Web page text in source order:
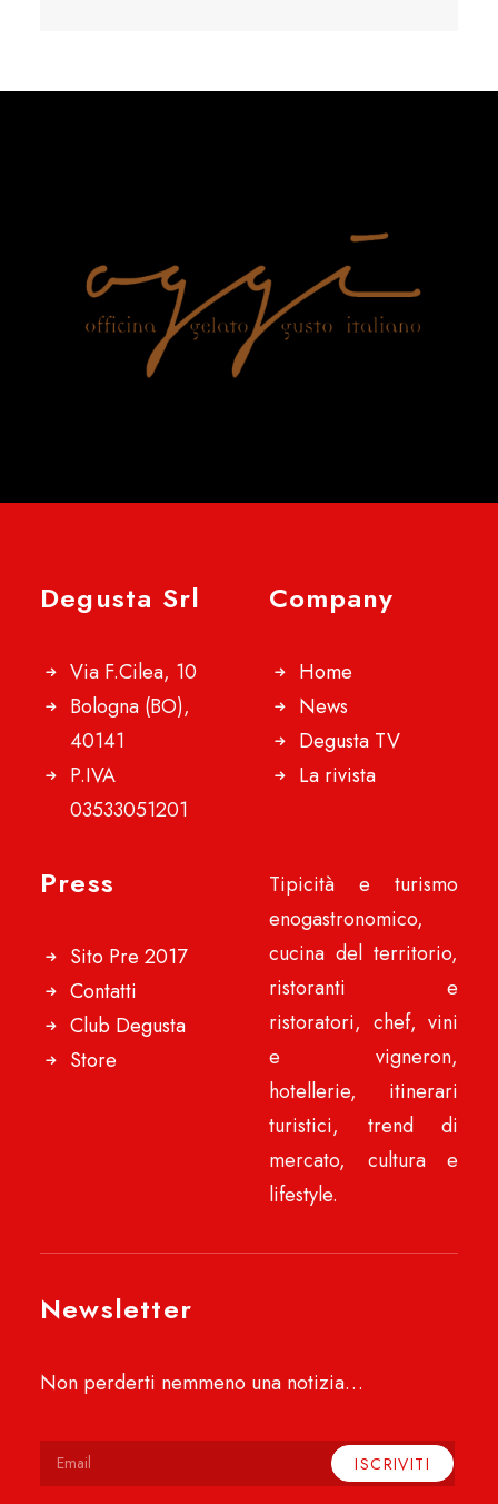
Degusta Srl
Via F.Cilea, 10
Bologna (BO),
40141
P.IVA
03533051201
Company
Home
News
Degusta TV
La rivista
Press
Sito Pre 2017
Contatti
Club Degusta
Store
Tipicità e turismo
enogastronomico,
cucina del territorio,
ristoranti e
ristoratori, chef, vini
e vigneron,
hotellerie, itinerari
turistici, trend di
mercato, cultura e
lifestyle.
Newsletter
Non perderti nemmeno una notizia…